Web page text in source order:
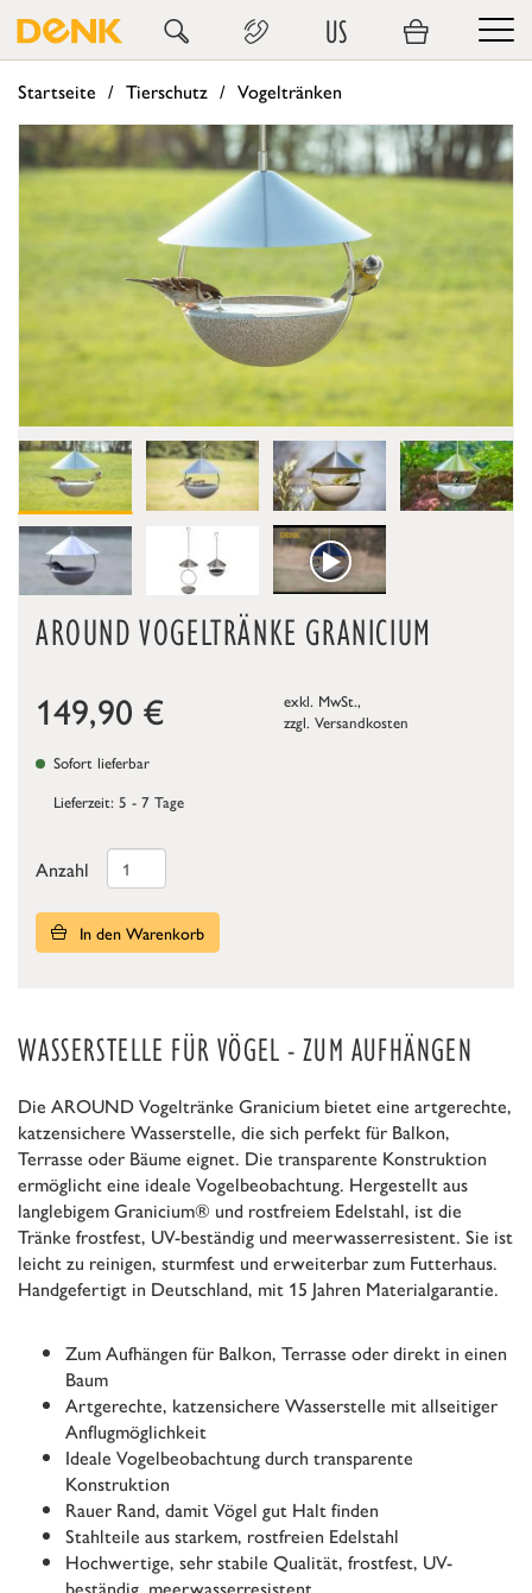
US
Startseite Tierschutz Vogeltränken
AROUND VOGELTRÄNKE GRANICIUM
149,90 €
exkl. MwSt.,
zzgl. Versandkosten
Sofort lieferbar
Lieferzeit: 5 - 7 Tage
Anzahl
In den Warenkorb
WASSERSTELLE FÜR VÖGEL - ZUM AUFHÄNGEN
Die AROUND Vogeltränke Granicium bietet eine artgerechte,
katzensichere Wasserstelle, die sich perfekt für Balkon,
Terrasse oder Bäume eignet. Die transparente Konstruktion
ermöglicht eine ideale Vogelbeobachtung. Hergestellt aus
langlebigem Granicium® und rostfreiem Edelstahl, ist die
Tränke frostfest, UV-beständig und meerwasserresistent. Sie ist
leicht zu reinigen, sturmfest und erweiterbar zum Futterhaus.
Handgefertigt in Deutschland, mit 15 Jahren Materialgarantie.
Zum Aufhängen für Balkon, Terrasse oder direkt in einen
Baum
Artgerechte, katzensichere Wasserstelle mit allseitiger
Anflugmöglichkeit
Ideale Vogelbeobachtung durch transparente
Konstruktion
Rauer Rand, damit Vögel gut Halt finden
Stahlteile aus starkem, rostfreien Edelstahl
Hochwertige, sehr stabile Qualität, frostfest, UV-